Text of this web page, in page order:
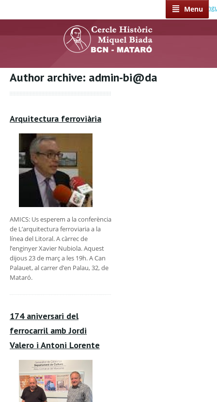
Menu
Select
Author archive: admin-bi@da
Arquitectura ferroviària
AMICS: Us esperem a la conferència
de L’arquitectura ferroviaria a la
línea del Litoral. A càrrec de
l’enginyer Xavier Nubiola. Aquest
dijous 23 de març a les 19h. A Can
Palauet, al carrer d’en Palau, 32, de
Mataró.
174 aniversari del
ferrocarril amb Jordi
Valero i Antoni Lorente